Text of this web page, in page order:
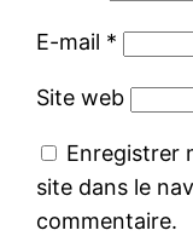
E-mail *
Site web
Enregistrer
site dans le
commentaire.